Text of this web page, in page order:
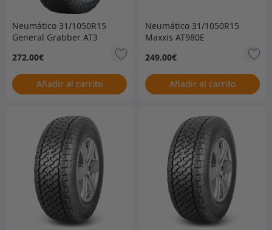
Neumático 31/1050R15
General Grabber AT3
31/1050R15GGAT3
272.00€
Añadir al carrito
Neumático 31/1050R15
Maxxis AT980E
249.00€
Añadir al carrito